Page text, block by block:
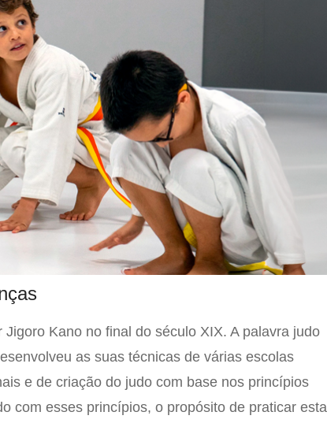
Kano no final do século XIX. A palavra judo
as suas técnicas de várias escolas
e de criação do judo com base nos princípios
com esses princípios, o propósito de praticar esta